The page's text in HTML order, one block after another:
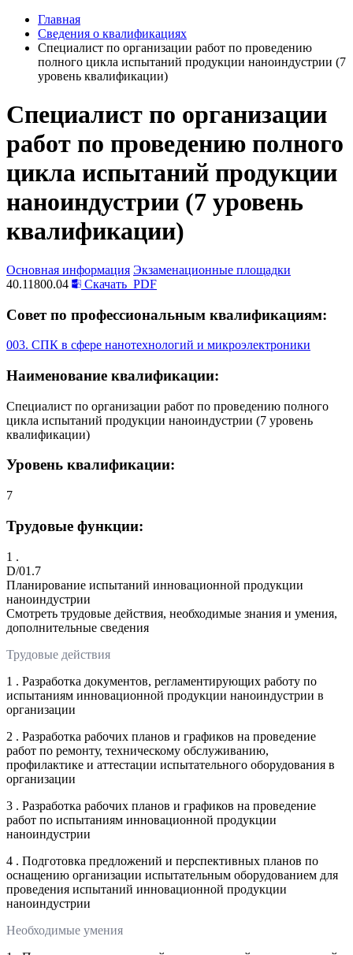
Главная
Сведения о квалификациях
Специалист по организации работ по проведению
полного цикла испытаний продукции наноиндустрии (7
уровень квалификации)
Специалист по организации
работ по проведению полного
цикла испытаний продукции
наноиндустрии (7 уровень
квалификации)
Основная информация Экзаменационные площадки
40.11800.04
Скачать PDF
Совет по профессиональным квалификациям:
003. СПК в сфере нанотехнологий и микроэлектроники
Наименование квалификации:
Специалист по организации работ по проведению полного
цикла испытаний продукции наноиндустрии (7 уровень
квалификации)
Уровень квалификации:
7
Трудовые функции:
1 .
D/01.7
Планирование испытаний инновационной продукции
наноиндустрии
Смотреть трудовые действия, необходимые знания и умения,
дополнительные сведения
Трудовые действия
1 . Разработка документов, регламентирующих работу по
испытаниям инновационной продукции наноиндустрии в
организации
2 . Разработка рабочих планов и графиков на проведение
работ по ремонту, техническому обслуживанию,
профилактике и аттестации испытательного оборудования в
организации
3 . Разработка рабочих планов и графиков на проведение
работ по испытаниям инновационной продукции
наноиндустрии
4 . Подготовка предложений и перспективных планов по
оснащению организации испытательным оборудованием для
проведения испытаний инновационной продукции
наноиндустрии
Необходимые умения